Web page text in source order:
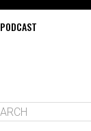
PODCAST